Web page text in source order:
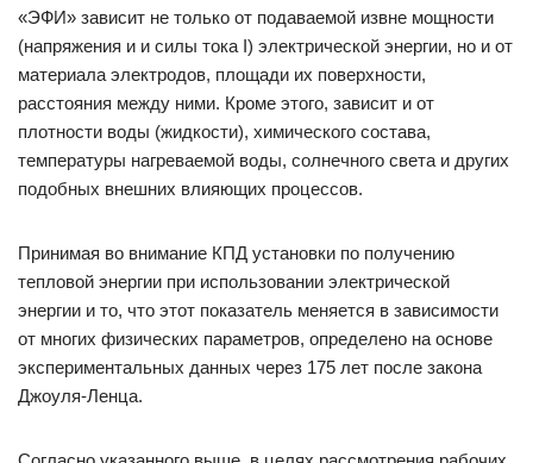
«ЭФИ» зависит не только от подаваемой извне мощности
(напряжения и и силы тока I) электрической энергии, но и от
материала электродов, площади их поверхности,
расстояния между ними. Кроме этого, зависит и от
плотности воды (жидкости), химического состава,
температуры нагреваемой воды, солнечного света и других
подобных внешних влияющих процессов.
Принимая во внимание КПД установки по получению
тепловой энергии при использовании электрической
энергии и то, что этот показатель меняется в зависимости
от многих физических параметров, определено на основе
экспериментальных данных через 175 лет после закона
Джоуля-Ленца.